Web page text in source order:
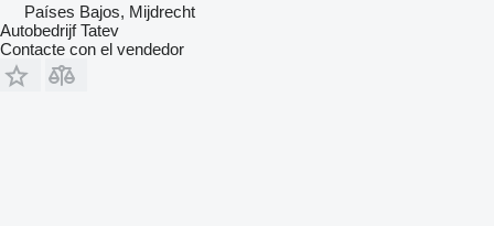
Países Bajos, Mijdrecht
Autobedrijf Tatev
Contacte con el vendedor